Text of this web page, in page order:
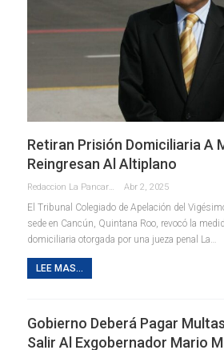
Retiran Prisión Domiciliaria A
Reingresan Al Altiplano
Redaccion La Pancarta De Quintana Roo Abr 2, 2025
El Tribunal Colegiado de Apelación del
sede en Cancún, Quintana Roo, revocó la
domiciliaria otorgada por una jueza penal La…
LEE MAS...
Gobierno Deberá Pagar
Salir Al Exgobernador Mario